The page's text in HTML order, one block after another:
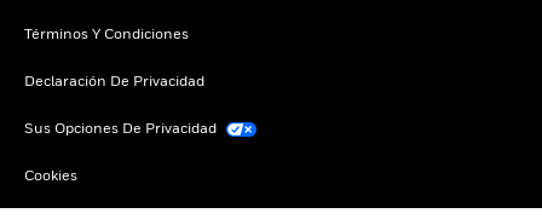
Términos Y Condiciones
Declaración De Privacidad
Sus Opciones De Privacidad
Cookies